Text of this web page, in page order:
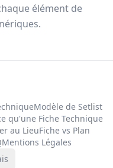
élément de
Modèle de Setlist
qu'une Fiche Technique
au LieuFiche vs Plan
Mentions Légales